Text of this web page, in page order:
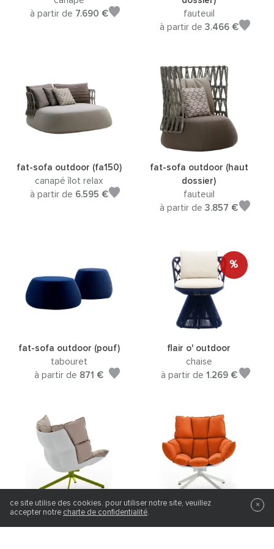
à partir de 7.690 €
fauteuil
à partir de 3.466 €
fat-sofa outdoor (fa150)
canapé îlot relax
à partir de 6.595 €
fat-sofa outdoor (haut
dossier)
fauteuil
à partir de3.857 €
fat-sofa outdoor (pouf)
tabouret
à partir de 871 €
%
flair o' outdoor
chaise
à partir de 1.269 €
husk h2 outdoor
fauteuil
fauteuil
ce site utilise des cookies. pour utiliser notre site, veuillez
accepter notre charte de confidentialité.
×